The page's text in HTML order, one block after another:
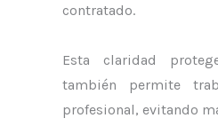
contratado.
Esta claridad
también permite
profesional, evitando